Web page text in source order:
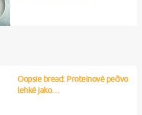
Oopsie bread: Proteinové pečivo
lehké jako…